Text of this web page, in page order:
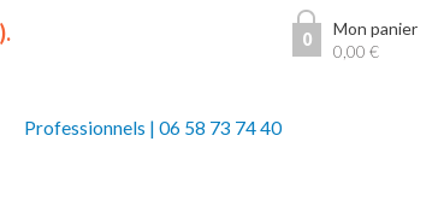
0
Mon panier
0,00€
).
Professionnels | 06 58 73 74 40